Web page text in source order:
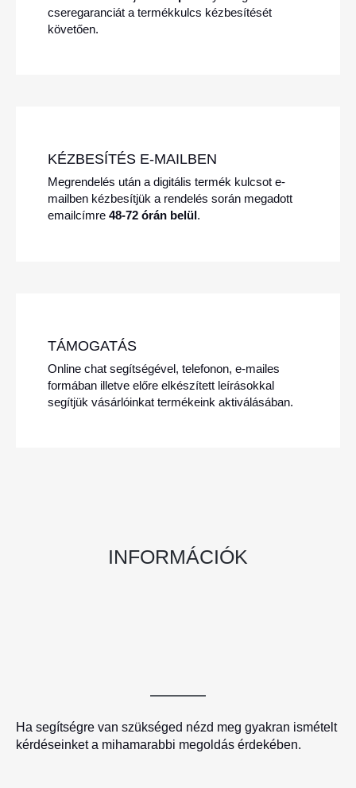
cseregaranciát a termékkulcs kézbesítését
követően.
KÉZBESÍTÉS E-MAILBEN
Megrendelés után a digitális termék kulcsot e-
mailben kézbesítjük a rendelés során megadott
emailcímre 48-72 órán belül.
TÁMOGATÁS
Online chat segítségével, telefonon, e-mailes
formában illetve előre elkészített leírásokkal
segítjük vásárlóinkat termékeink aktiválásában.
INFORMÁCIÓK
Ha segítségre van szükséged nézd meg gyakran ismételt
kérdéseinket a mihamarabbi megoldás érdekében.